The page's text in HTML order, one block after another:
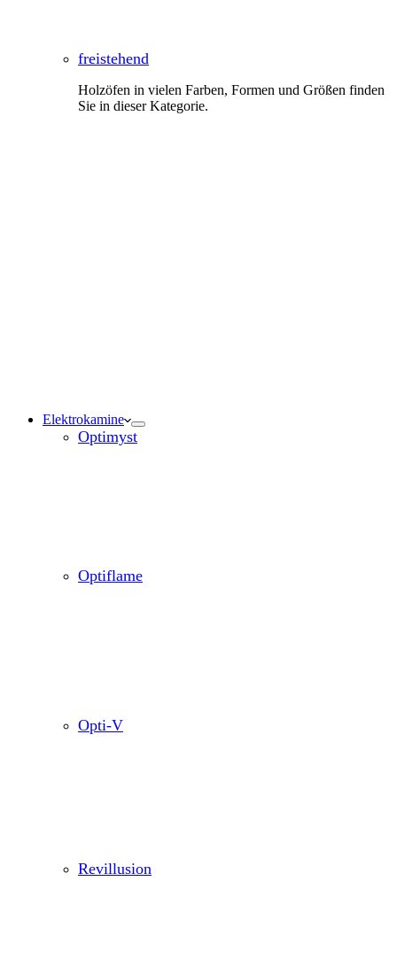
freistehend
Holzöfen in vielen Farben, Formen und Größen finden
Sie in dieser Kategorie.
Elektrokamine
Optimyst
Optiflame
Opti-V
Revillusion